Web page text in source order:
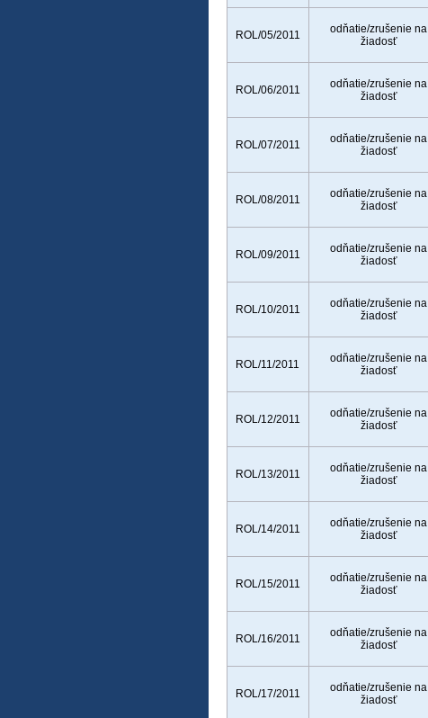
ROL/05/2011
odňatie/zrušenie na
žiadosť
ROL/06/2011
odňatie/zrušenie na
žiadosť
ROL/07/2011
odňatie/zrušenie na
žiadosť
ROL/08/2011
odňatie/zrušenie na
žiadosť
ROL/09/2011
odňatie/zrušenie na
žiadosť
ROL/10/2011
odňatie/zrušenie na
žiadosť
ROL/11/2011
odňatie/zrušenie na
žiadosť
ROL/12/2011
odňatie/zrušenie na
žiadosť
ROL/13/2011
odňatie/zrušenie na
žiadosť
ROL/14/2011
odňatie/zrušenie na
žiadosť
ROL/15/2011
odňatie/zrušenie na
žiadosť
ROL/16/2011
odňatie/zrušenie na
žiadosť
ROL/17/2011
odňatie/zrušenie na
žiadosť